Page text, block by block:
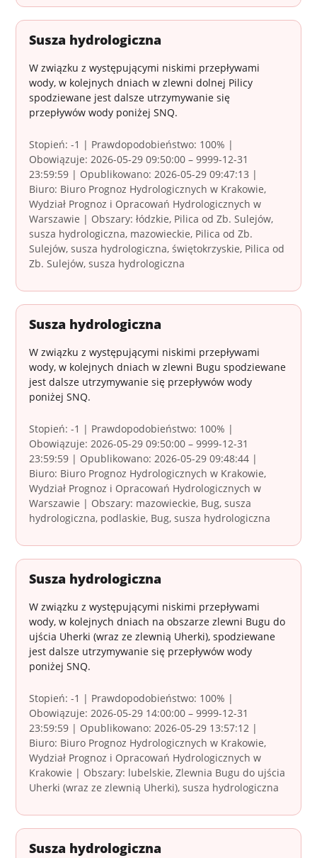
Susza hydrologiczna
W związku z występującymi niskimi przepływami
wody, w kolejnych dniach w zlewni dolnej Pilicy
spodziewane jest dalsze utrzymywanie się
przepływów wody poniżej SNQ.
Stopień: -1 | Prawdopodobieństwo: 100% |
Obowiązuje: 2026-05-29 09:50:00 – 9999-12-31
23:59:59 | Opublikowano: 2026-05-29 09:47:13 |
Biuro: Biuro Prognoz Hydrologicznych w Krakowie,
Wydział Prognoz i Opracowań Hydrologicznych w
Warszawie | Obszary: łódzkie, Pilica od Zb. Sulejów,
susza hydrologiczna, mazowieckie, Pilica od Zb.
Sulejów, susza hydrologiczna, świętokrzyskie, Pilica od
Zb. Sulejów, susza hydrologiczna
Susza hydrologiczna
W związku z występującymi niskimi przepływami
wody, w kolejnych dniach w zlewni Bugu spodziewane
jest dalsze utrzymywanie się przepływów wody
poniżej SNQ.
Stopień: -1 | Prawdopodobieństwo: 100% |
Obowiązuje: 2026-05-29 09:50:00 – 9999-12-31
23:59:59 | Opublikowano: 2026-05-29 09:48:44 |
Biuro: Biuro Prognoz Hydrologicznych w Krakowie,
Wydział Prognoz i Opracowań Hydrologicznych w
Warszawie | Obszary: mazowieckie, Bug, susza
hydrologiczna, podlaskie, Bug, susza hydrologiczna
Susza hydrologiczna
W związku z występującymi niskimi przepływami
wody, w kolejnych dniach na obszarze zlewni Bugu do
ujścia Uherki (wraz ze zlewnią Uherki), spodziewane
jest dalsze utrzymywanie się przepływów wody
poniżej SNQ.
Stopień: -1 | Prawdopodobieństwo: 100% |
Obowiązuje: 2026-05-29 14:00:00 – 9999-12-31
23:59:59 | Opublikowano: 2026-05-29 13:57:12 |
Biuro: Biuro Prognoz Hydrologicznych w Krakowie,
Wydział Prognoz i Opracowań Hydrologicznych w
Krakowie | Obszary: lubelskie, Zlewnia Bugu do ujścia
Uherki (wraz ze zlewnią Uherki), susza hydrologiczna
Susza hydrologiczna